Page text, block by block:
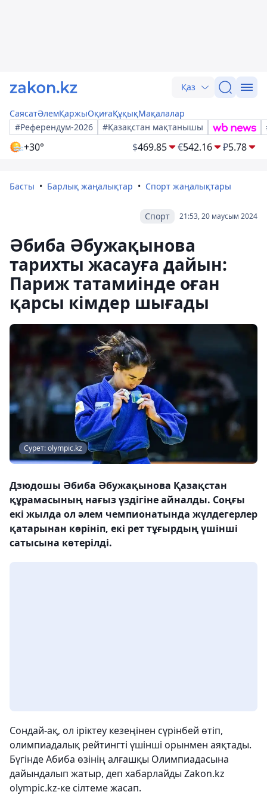
Қаз
СаясатӘлемҚаржыОқиғаҚұқықМақалалар
#Референдум-2026
#Қазақстан мақтанышы
+30° $469.85 €542.16 ₽5.78
Басты Барлық жаңалықтар Спорт жаңалықтары
21:53, 20 маусым 2024
Спорт
Әбиба Әбужақынова
тарихты жасауға дайын:
Париж татамиінде оған
қарсы кімдер шығады
Сурет: olympic.kz
Дзюдошы Әбиба Әбужақынова Қазақстан
құрамасының нағыз үздігіне айналды. Соңғы
екі жылда ол әлем чемпионатында жүлдегерлер
қатарынан көрініп, екі рет тұғырдың үшінші
сатысына көтерілді.
Сондай-ақ, ол іріктеу кезеңінен сүрінбей өтіп,
олимпиадалық рейтингті үшінші орынмен аяқтады.
Бүгінде Абиба өзінің алғашқы Олимпиадасына
дайындалып жатыр, деп хабарлайды Zakon.kz
olympic.kz-ке сілтеме жасап.